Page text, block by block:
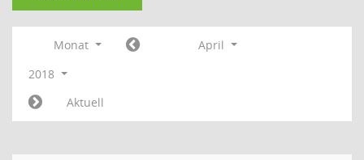
Monat
April
2018
Aktuell